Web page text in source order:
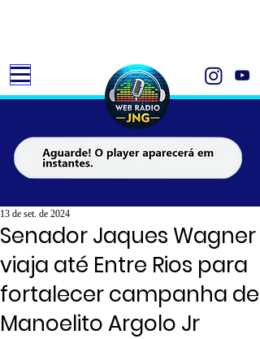
Senador Jaques Wagner
viaja até Entre Rios para
fortalecer campanha de
Manoelito Argolo Jr
13 de set. de 2024